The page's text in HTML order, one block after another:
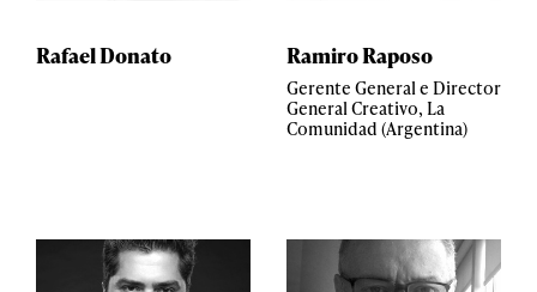
Rafael Donato Ramiro Raposo
Gerente General e Director
General Creativo, La
Comunidad (Argentina)